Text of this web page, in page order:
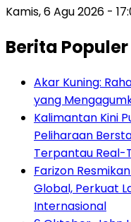
Kamis, 6 Agu 2026 -
Berita Populer
Akar Kuning:
yang
Kalimantan Kini
Peliharaan
Terpantau Real-
Farizon
Global, Perkuat
Internasional